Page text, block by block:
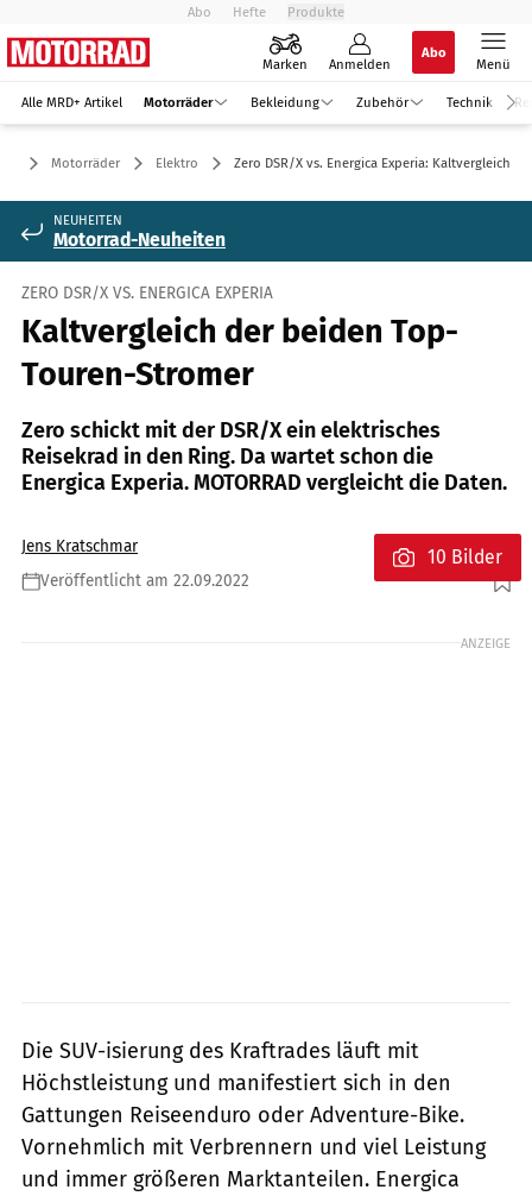
Abo Hefte Produkte
Marken Anmelden
Abo
Menü
Alle MRD+ Artikel Motorräder Bekleidung Zubehör Technik
Motorräder Elektro Zero DSR/X vs. Energica Experia: Kaltvergleich
NEUHEITEN
Motorrad-Neuheiten
ZERO DSR/X VS. ENERGICA EXPERIA
Kaltvergleich der beiden Top-
Touren-Stromer
Zero schickt mit der DSR/X ein elektrisches
Reisekrad in den Ring. Da wartet schon die
Energica Experia. MOTORRAD vergleicht die Daten.
Jens Kratschmar
Veröffentlicht am 22.09.2022
Foto: Energica
10 Bilder
ANZEIGE
Die SUV-isierung des Kraftrades läuft mit
Höchstleistung und manifestiert sich in den
Gattungen Reiseenduro oder Adventure-Bike.
Vornehmlich mit Verbrennern und viel Leistung
und immer größeren Marktanteilen. Energica